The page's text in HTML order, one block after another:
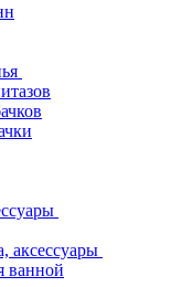
аксессуары
ванной